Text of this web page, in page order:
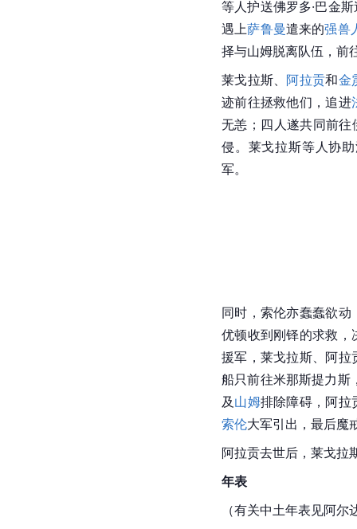
等人护送佛罗多·巴金
遇上萨鲁曼遣来的强兽
择与山姆脱离队伍，前
莱戈拉斯、 阿拉贡和金
迹前往拯救他们，追进
无恙；四人遂共同前往
侵。莱戈拉斯等人协
军。
同时， 索伦亦蠢蠢欲动
优顿收到刚铎的求救
援军，莱戈拉斯、 阿拉
船只前往米那斯提力斯
及 山姆排除障碍， 阿拉
索伦大军引出，最后魔
阿拉贡去世后，莱戈拉
年表
（有关中土年表见阿尔